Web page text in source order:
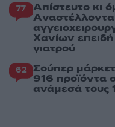
77 Απίστευτο κι
Χανίων
γιατρού
62 Σούπερ
916 προϊόντα
ανάμεσά τους